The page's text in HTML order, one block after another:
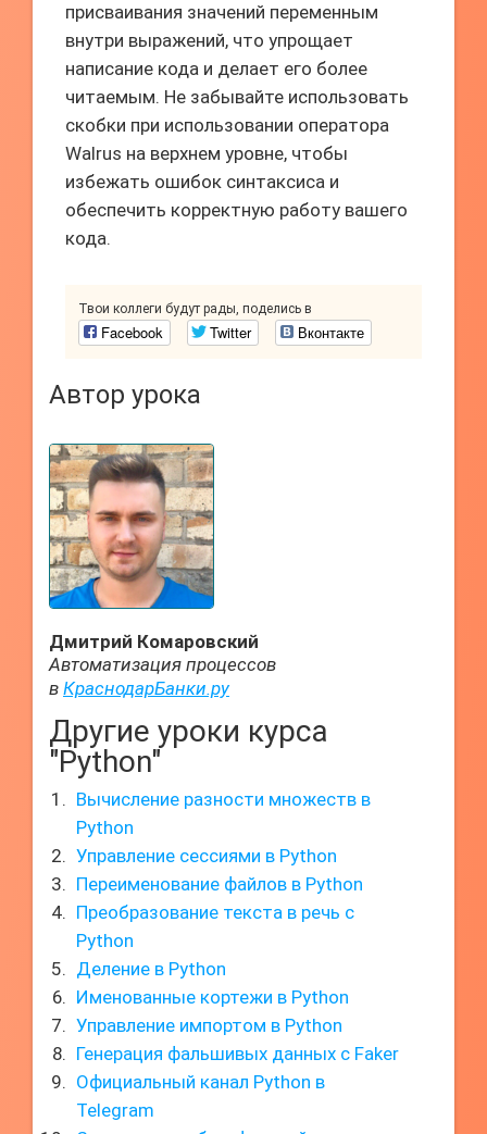
присваивания значений переменным
внутри выражений, что упрощает
написание кода и делает его более
читаемым. Не забывайте использовать
скобки при использовании оператора
Walrus на верхнем уровне, чтобы
избежать ошибок синтаксиса и
обеспечить корректную работу вашего
кода.
Твои коллеги будут рады, поделись в
Facebook Twitter Вконтакте
Автор урока
Дмитрий Комаровский
Автоматизация процессов
в КраснодарБанки.ру
Другие уроки курса
"Python"
Вычисление разности множеств в
Python
Управление сессиями в Python
Переименование файлов в Python
Преобразование текста в речь с
Python
Деление в Python
Именованные кортежи в Python
Управление импортом в Python
Генерация фальшивых данных с Faker
Официальный канал Python в
Telegram